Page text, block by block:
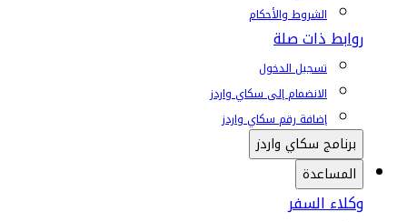
الشروط والأحكام
روابط ذات صلة
تسجيل الدخول
الانضمام إلى سكاي واردز
إضافة رقم سكاي واردز
برنامج سكاي واردز
المساعدة
وكلاء السفر